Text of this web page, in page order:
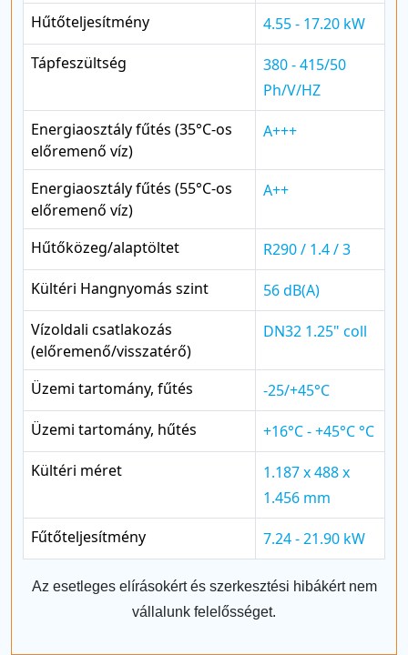
Hűtőteljesítmény
4.55 - 17.20 kW
Tápfeszültség
380 - 415/50
Ph/V/HZ
Energiaosztály fűtés (35°C-os
előremenő víz)
A+++
Energiaosztály fűtés (55°C-os
előremenő víz)
A++
Hűtőközeg/alaptöltet
R290 / 1.4 / 3
Kültéri Hangnyomás szint
56 dB(A)
Vízoldali csatlakozás
(előremenő/visszatérő)
DN32 1.25" coll
Üzemi tartomány, fűtés
-25/+45°C
Üzemi tartomány, hűtés
+16°C - +45°C °C
Kültéri méret
1.187 x 488 x
1.456 mm
Fűtőteljesítmény
7.24 - 21.90 kW
Az esetleges elírásokért és szerkesztési hibákért nem
vállalunk felelősséget.